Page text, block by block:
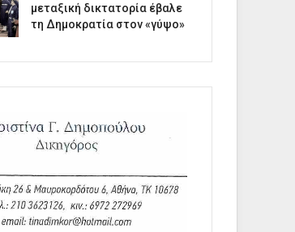
μεταξική δικτατορία έβαλε
τη Δημοκρατία στον «γύψο»